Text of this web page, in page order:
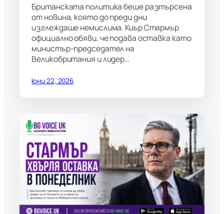
Британската политика беше разтърсена
от новина, която до преди дни
изглеждаше немислима. Киър Стармър
официално обяви, че подава оставка като
министър-председател на
Великобритания и лидер…
юни 22, 2026